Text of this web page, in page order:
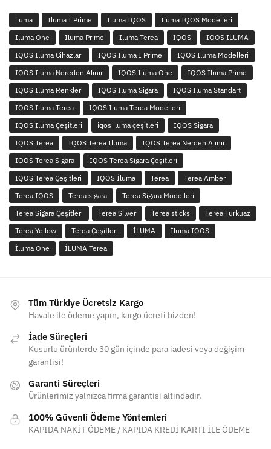
iluma Iluma I Prime Iluma IQOS
Iluma IQOS Modelleri
Iluma One
Iluma Prime Iluma Terea IQOS
IQOS ILUMA
IQOS Iluma Cihazları
IQOS Iluma I Prime
IQOS Iluma Modelleri
IQOS Iluma Nereden Alınır
IQOS Iluma One
IQOS Iluma Prime
IQOS Iluma Renkleri
IQOS Iluma Sigara
IQOS Iluma Standart
IQOS Iluma Terea
IQOS Iluma Terea Modelleri
IQOS Iluma Çeşitleri
iqos iluma çeşitleri
IQOS Sigara
IQOS Terea
IQOS Terea Iluma
IQOS Terea Nerden Alınır
IQOS Terea Sigara
IQOS Terea Sigara Çeşitleri
IQOS Terea Çeşitleri
IQOS İluma Terea
Terea Amber
Terea IQOS
Terea sigara
Terea Sigara Modelleri
Terea Sigara Çeşitleri
Terea Silver Terea sticks
Terea Turkuaz
Terea Yellow
Terea Çeşitleri İLUMA
İluma IQOS
İluma One
İLUMA Terea
Tüm Türkiye Ücretsiz Kargo
Havale ile ödeme yapın, kargo ücreti bizden!
İade Süreçleri
Kusurlu ürünlerde 30 gün içinde para iadesi veya değişim
garantisi!
Garanti Süreçleri
Ürünlerimiz yalnızca firma garantisi altındadır.
100% Güvenli Ödeme Yöntemleri
KAPIDA NAKİT ÖDEME / KAPIDA KREDİ KARTI İLE ÖDEME